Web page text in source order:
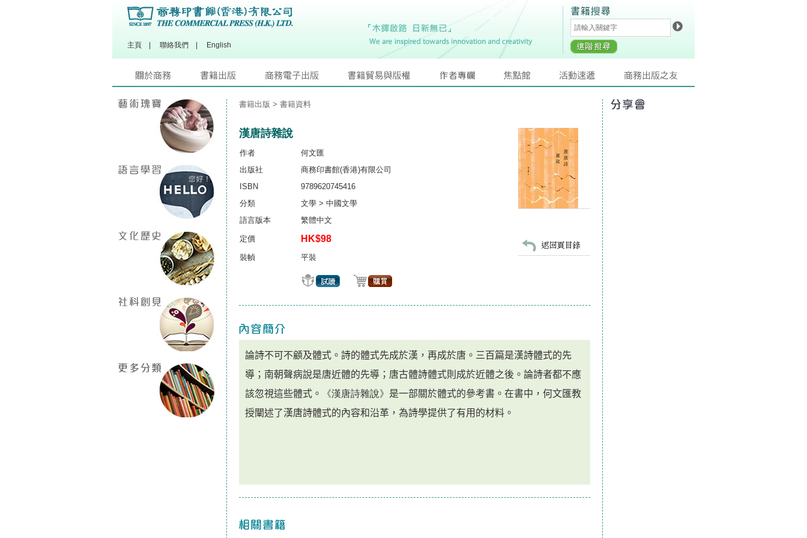
主頁 聯絡我們 English
書籍出版 > 書籍資料
漢唐詩雜說
作者
何文匯
出版社
商務印書館(香港)有限公司
ISBN
9789620745416
分類
文學 > 中國文學
語言版本
繁體中文
定價 HK$98
裝幀 平裝
論詩不可不顧及體式。詩的體式先成於漢，再成於唐。三百篇是漢詩體式的先
導；南朝聲病說是唐近體的先導；唐古體詩體式則成於近體之後。論詩者都不應
該忽視這些體式。
《漢唐詩雜說》 是一部關於體式的參考書。在書中，何文匯教
授闡述了漢唐詩體式的內容和沿革，為詩學提供了有用的材料。